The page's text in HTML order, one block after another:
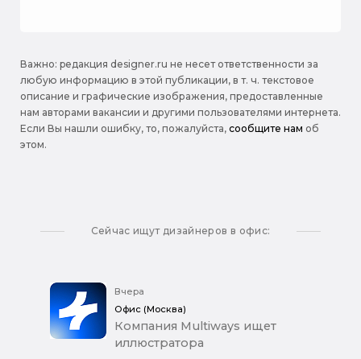
Важно: pедакция designer.ru не несет ответственности за
любую информацию в этой публикации, в т. ч. текстовое
описание и графические изображения, предоставленные
нам авторами вакансии и другими пользователями интернета.
Если Вы нашли ошибку, то, пожалуйста, сообщите нам об
этом.
Сейчас ищут дизайнеров в офис:
Вчера
Офис (Москва)
Компания Multiways ищет
иллюстратора